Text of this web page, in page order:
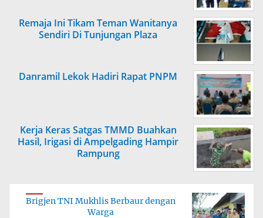
Remaja Ini Tikam Teman Wanitanya
Sendiri Di Tunjungan Plaza
Danramil Lekok Hadiri Rapat PNPM
Kerja Keras Satgas TMMD Buahkan
Hasil, Irigasi di Ampelgading Hampir
Rampung
Brigjen TNI Mukhlis Berbaur dengan
Warga